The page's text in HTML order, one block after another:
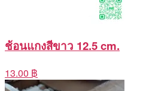
ช้อนแกงสีขาว 12.5 cm.
13.00 ฿